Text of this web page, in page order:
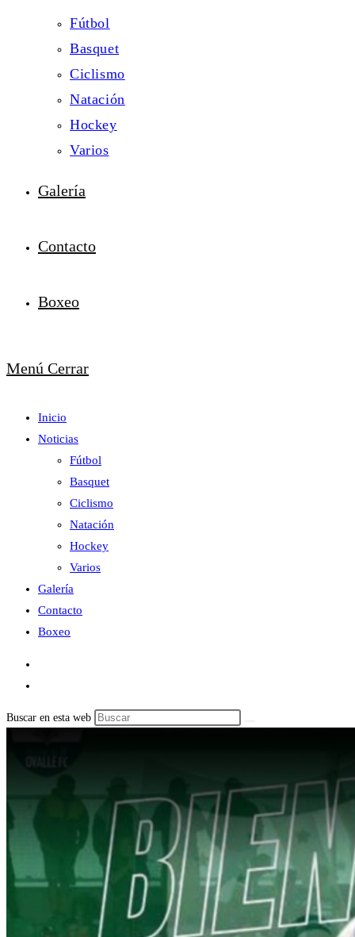
Fútbol
Basquet
Ciclismo
Natación
Hockey
Varios
Galería
Contacto
Boxeo
Menú Cerrar
Inicio
Noticias
Fútbol
Basquet
Ciclismo
Natación
Hockey
Varios
Galería
Contacto
Boxeo
Buscar en esta web